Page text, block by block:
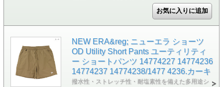
NEW ERA&reg; ニューエラ ショーツ
OD Utility Short Pants ユーティリティ
ー ショートパンツ 14774227 14774236
14774237 14774238/1477 4236.カーキ
撥水性・ストレッチ性・耐塩素性を備えた多用途シ